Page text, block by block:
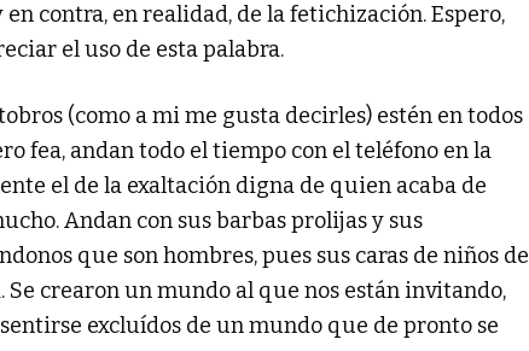
contra, en realidad, de la fetichización. Espero,
el uso de esta palabra.
(como a mi me gusta decirles) estén en todos
fea, andan todo el tiempo con el teléfono en la
el de la exaltación digna de quien acaba de
Andan con sus barbas prolijas y sus
que son hombres, pues sus caras de niños de
Se crearon un mundo al que nos están invitando,
excluídos de un mundo que de pronto se